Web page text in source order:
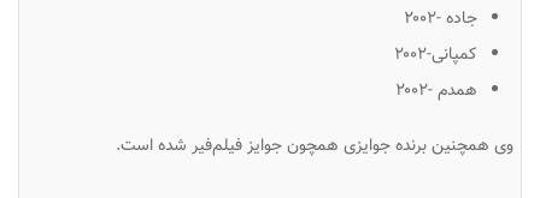
جاده -۲۰۰۲
کمپانی-۲۰۰۲
همدم -۲۰۰۲
وی همچنین برنده جوایزی همچون جوایز فیلم‌فیر شده است.